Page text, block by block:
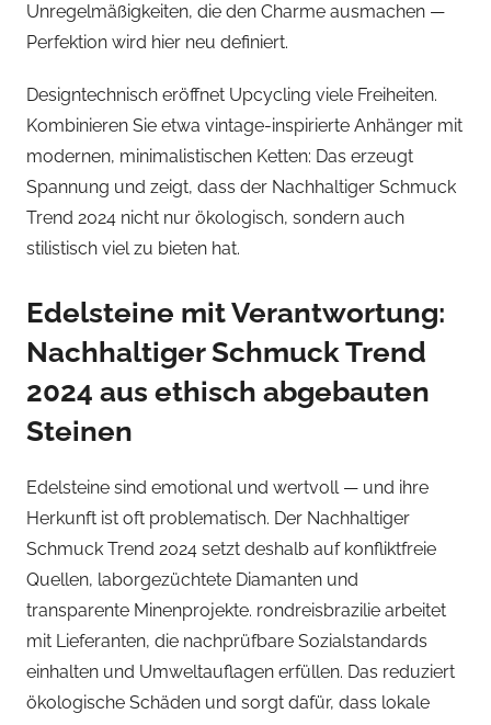
Unregelmäßigkeiten, die den Charme ausmachen —
Perfektion wird hier neu definiert.
Designtechnisch eröffnet Upcycling viele Freiheiten.
Kombinieren Sie etwa vintage-inspirierte Anhänger mit
modernen, minimalistischen Ketten: Das erzeugt
Spannung und zeigt, dass der Nachhaltiger Schmuck
Trend 2024 nicht nur ökologisch, sondern auch
stilistisch viel zu bieten hat.
Edelsteine mit Verantwortung:
Nachhaltiger Schmuck Trend
2024 aus ethisch abgebauten
Steinen
Edelsteine sind emotional und wertvoll — und ihre
Herkunft ist oft problematisch. Der Nachhaltiger
Schmuck Trend 2024 setzt deshalb auf konfliktfreie
Quellen, laborgezüchtete Diamanten und
transparente Minenprojekte. rondreisbrazilie arbeitet
mit Lieferanten, die nachprüfbare Sozialstandards
einhalten und Umweltauflagen erfüllen. Das reduziert
ökologische Schäden und sorgt dafür, dass lokale